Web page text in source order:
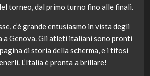
torneo, dal primo turno fino alle finali.
c’è grande entusiasmo in vista degli
a Genova. Gli atleti italiani sono pronti
di storia della scherma, e i tifosi
L’Italia è pronta a brillare!